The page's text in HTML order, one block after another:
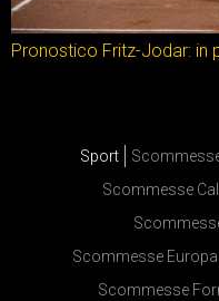
Pronostico Fritz-Jodar: in
Sport
Scommesse
Scommesse Europa
Scommesse